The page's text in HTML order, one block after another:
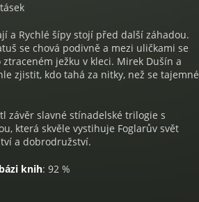
a Rychlé šípy stojí před další záhadou.
se chová podivně a mezi uličkami se
ježku v kleci. Mirek Dušín a
zjistit, kdo tahá za nitky, než se tajemné
závěr slavné stínadelské trilogie s
která skvěle vystihuje Foglarův svět
a dobrodružství.
knih: 92 %